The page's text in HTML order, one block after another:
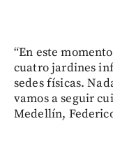
“En este
cuatro jardines
sedes físicas.
vamos a seguir
Medellín,